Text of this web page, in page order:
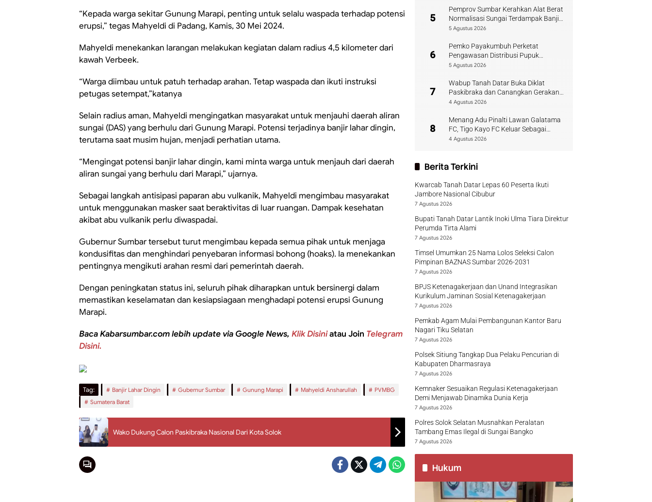
“Kepada warga sekitar Gunung Marapi, penting untuk selalu waspada terhadap potensi
erupsi,” tegas Mahyeldi di Padang, Kamis, 30 Mei 2024.
Mahyeldi menekankan larangan melakukan kegiatan dalam radius 4,5 kilometer dari
kawah Verbeek.
“Warga diimbau untuk patuh terhadap arahan. Tetap waspada dan ikuti instruksi
petugas setempat,”katanya
Selain radius aman, Mahyeldi mengingatkan masyarakat untuk menjauhi daerah aliran
sungai (DAS) yang berhulu dari Gunung Marapi. Potensi terjadinya banjir lahar dingin,
terutama saat musim hujan, menjadi perhatian utama.
“Mengingat potensi banjir lahar dingin, kami minta warga untuk menjauh dari daerah
aliran sungai yang berhulu dari Marapi,” ujarnya.
Sebagai langkah antisipasi paparan abu vulkanik, Mahyeldi mengimbau masyarakat
untuk menggunakan masker saat beraktivitas di luar ruangan. Dampak kesehatan
akibat abu vulkanik perlu diwaspadai.
Gubernur Sumbar tersebut turut mengimbau kepada semua pihak untuk menjaga
kondusifitas dan menghindari penyebaran informasi bohong (hoaks). Ia menekankan
pentingnya mengikuti arahan resmi dari pemerintah daerah.
Dengan peningkatan status ini, seluruh pihak diharapkan untuk bersinergi dalam
memastikan keselamatan dan kesiapsiagaan menghadapi potensi erupsi Gunung
Marapi.
Baca Kabarsumbar.com lebih update via Google News, Klik Disiniatau Join Telegram
Disini.
Tag: Banjir Lahar Dingin Gubernur Sumbar Gunung Marapi Mahyeldi Ansharullah
PVMBG
Sumatera Barat
Wako Dukung Calon Paskibraka Nasional Dari Kota Solok
5
Pemprov Sumbar Kerahkan Alat Berat
Normalisasi Sungai Terdampak Banjir
Kuranji
5 Agustus 2026
6
Pemko Payakumbuh Perketat
Pengawasan Distribusi Pupuk
Bersubsidi bagi Petani Lokal
5 Agustus 2026
7
Wabup Tanah Datar Buka Diklat
Paskibraka dan Canangkan Gerakan
Bendera
4 Agustus 2026
8
Menang Adu Pinalti Lawan Galatama
FC, Tigo Kayo FC Keluar Sebagai
Juara Piala Walikota Payakumbuh
4 Agustus 2026
Berita Terkini
Kwarcab Tanah Datar Lepas 60 Peserta Ikuti
Jambore Nasional Cibubur
7 Agustus 2026
Bupati Tanah Datar Lantik Inoki Ulma Tiara Direktur
Perumda Tirta Alami
7 Agustus 2026
Timsel Umumkan 25 Nama Lolos Seleksi Calon
Pimpinan BAZNAS Sumbar 2026-2031
7 Agustus 2026
BPJS Ketenagakerjaan dan Unand Integrasikan
Kurikulum Jaminan Sosial Ketenagakerjaan
7 Agustus 2026
Pemkab Agam Mulai Pembangunan Kantor Baru
Nagari Tiku Selatan
7 Agustus 2026
Polsek Sitiung Tangkap Dua Pelaku Pencurian di
Kabupaten Dharmasraya
7 Agustus 2026
Kemnaker Sesuaikan Regulasi Ketenagakerjaan
Demi Menjawab Dinamika Dunia Kerja
7 Agustus 2026
Polres Solok Selatan Musnahkan Peralatan
Tambang Emas Ilegal di Sungai Bangko
7 Agustus 2026
Hukum